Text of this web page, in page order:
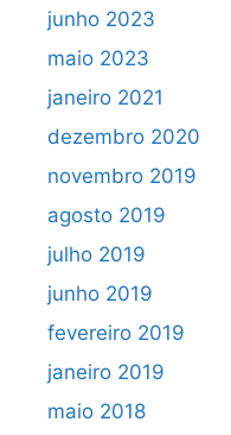
junho 2023
maio 2023
janeiro 2021
dezembro 2020
novembro 2019
agosto 2019
julho 2019
junho 2019
fevereiro 2019
janeiro 2019
maio 2018